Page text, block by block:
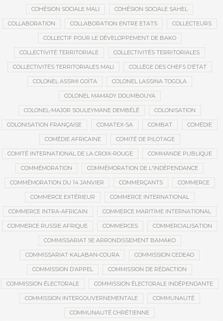
COHÉSION SOCIALE MALI COHÉSION SOCIALE SAHEL
COLLABORATION COLLABORATION ENTRE ETATS COLLECTEURS
COLLECTIF POUR LE DÉVELOPPEMENT DE BAKO
COLLECTIVITÉ TERRITORIALE COLLECTIVITÉS TERRITORIALES
COLLECTIVITÉS TERRITORIALES MALI COLLÈGE DES CHEFS D’ÉTAT
COLONEL ASSIMI GOÏTA COLONEL LASSINA TOGOLA
COLONEL MAMADY DOUMBOUYA
COLONEL-MAJOR SOULEYMANE DEMBÉLÉ COLONISATION
COLONISATION FRANÇAISE COMATEX-SA COMBAT COMÉDIE
COMÉDIE AFRICAINE COMITÉ DE PILOTAGE
COMITÉ INTERNATIONAL DE LA CROIX-ROUGE COMMANDE PUBLIQUE
COMMÉMORATION COMMÉMORATION DE L'INDÉPENDANCE
COMMÉMORATION DU 14 JANVIER COMMERÇANTS COMMERCE
COMMERCE EXTÉRIEUR COMMERCE INTERNATIONAL
COMMERCE INTRA-AFRICAIN COMMERCE MARITIME INTERNATIONAL
COMMERCE RUSSIE AFRIQUE COMMERCES COMMERCIALISATION
COMMISSARIAT 5E ARRONDISSEMENT BAMAKO
COMMISSARIAT KALABAN-COURA COMMISSION CEDEAO
COMMISSION D’APPEL COMMISSION DE RÉDACTION
COMMISSION ÉLECTORALE COMMISSION ÉLECTORALE INDÉPENDANTE
COMMISSION INTERGOUVERNEMENTALE COMMUNAUTÉ
COMMUNAUTÉ CHRÉTIENNE